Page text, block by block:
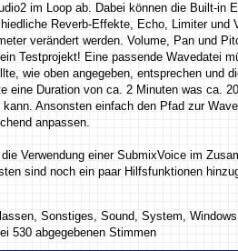
im Loop ab. Dabei können die Built-in
Reverb-Effekte, Echo, Limiter und
verändert werden. Volume, Pan und
Testprojekt! Eine passende Wavedatei
wie oben angegeben, entsprechen und
eine Duration von ca. 2 Minuten was ca.
Ansonsten einfach den Pfad zur
anpassen.
Verwendung einer SubmixVoice im
sind noch ein paar Hilfsfunktionen
Sonstiges, Sound, System, Windows
530 abgegebenen Stimmen